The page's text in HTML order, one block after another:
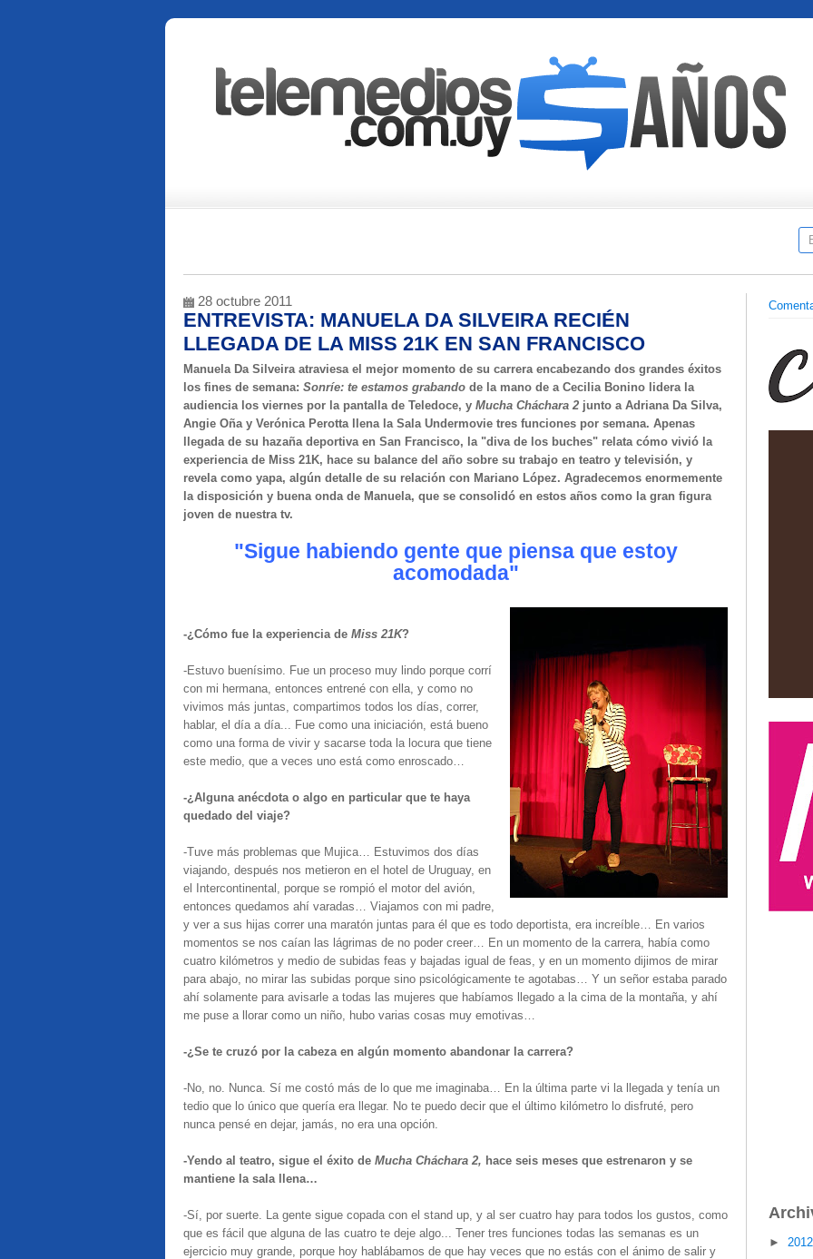
28 octubre 2011
ENTREVISTA: MANUELA DA SILVEIRA RECIÉN
LLEGADA DE LA MISS 21K EN SAN FRANCISCO
Manuela Da Silveira atraviesa el mejor momento de su carrera encabezando dos grandes éxitos
los fines de semana: Sonríe: te estamos grabando de la mano de a Cecilia Bonino lidera la
audiencia los viernes por la pantalla de Teledoce, y Mucha Cháchara 2 junto a Adriana Da Silva,
Angie Oña y Verónica Perotta llena la Sala Undermovie tres funciones por semana. Apenas
llegada de su hazaña deportiva en San Francisco, la "diva de los buches" relata cómo vivió la
experiencia de Miss 21K, hace su balance del año sobre su trabajo en teatro y televisión, y
revela como yapa, algún detalle de su relación con Mariano López. Agradecemos enormemente
la disposición y buena onda de Manuela, que se consolidó en estos años como la gran figura
joven de nuestra tv.
"Sigue habiendo gente que piensa que estoy
acomodada"
-¿Cómo fue la experiencia de Miss 21K?
-Estuvo buenísimo. Fue un proceso muy lindo porque corrí
con mi hermana, entonces entrené con ella, y como no
vivimos más juntas, compartimos todos los días, correr,
hablar, el día a día... Fue como una iniciación, está bueno
como una forma de vivir y sacarse toda la locura que tiene
este medio, que a veces uno está como enroscado…
-¿Alguna anécdota o algo en particular que te haya
quedado del viaje?
-Tuve más problemas que Mujica… Estuvimos dos días
viajando, después nos metieron en el hotel de Uruguay, en
el Intercontinental, porque se rompió el motor del avión,
entonces quedamos ahí varadas… Viajamos con mi padre,
y ver a sus hijas correr una maratón juntas para él que es todo deportista, era increíble… En varios
momentos se nos caían las lágrimas de no poder creer… En un momento de la carrera, había como
cuatro kilómetros y medio de subidas feas y bajadas igual de feas, y en un momento dijimos de mirar
para abajo, no mirar las subidas porque sino psicológicamente te agotabas… Y un señor estaba parado
ahí solamente para avisarle a todas las mujeres que habíamos llegado a la cima de la montaña, y ahí
me puse a llorar como un niño, hubo varias cosas muy emotivas…
-¿Se te cruzó por la cabeza en algún momento abandonar la carrera?
-No, no. Nunca. Sí me costó más de lo que me imaginaba… En la última parte vi la llegada y tenía un
tedio que lo único que quería era llegar. No te puedo decir que el último kilómetro lo disfruté, pero
nunca pensé en dejar, jamás, no era una opción.
-Yendo al teatro, sigue el éxito de Mucha Cháchara 2, hace seis meses que estrenaron y se
mantiene la sala llena…
-Sí, por suerte. La gente sigue copada con el stand up, y al ser cuatro hay para todos los gustos, como
que es fácil que alguna de las cuatro te deje algo... Tener tres funciones todas las semanas es un
ejercicio muy grande, porque hoy hablábamos de que hay veces que no estás con el ánimo de salir y
►